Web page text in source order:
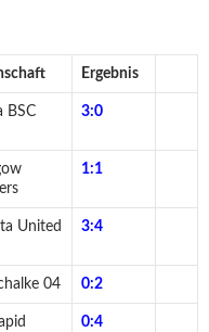
Ergebnis
BSC 3:0
1:1
United
3:4
04 0:2
0:4